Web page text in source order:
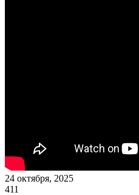
24 октября, 2025
411